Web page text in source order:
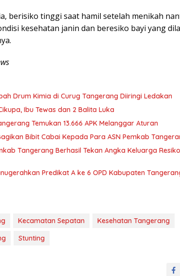
berisiko tinggi saat hamil setelah menikah
kesehatan janin dan beresiko bayi yang
Drum Kimia di Curug Tangerang Diiringi Ledakan
Ibu Tewas dan 2 Balita Luka
Temukan 13.666 APK Melanggar Aturan
Bibit Cabai Kepada Para ASN Pemkab
Tangerang Berhasil Tekan Angka Keluarga
Predikat A ke 6 OPD Kabupaten
Kecamatan Sepatan
Kesehatan Tangerang
Stunting